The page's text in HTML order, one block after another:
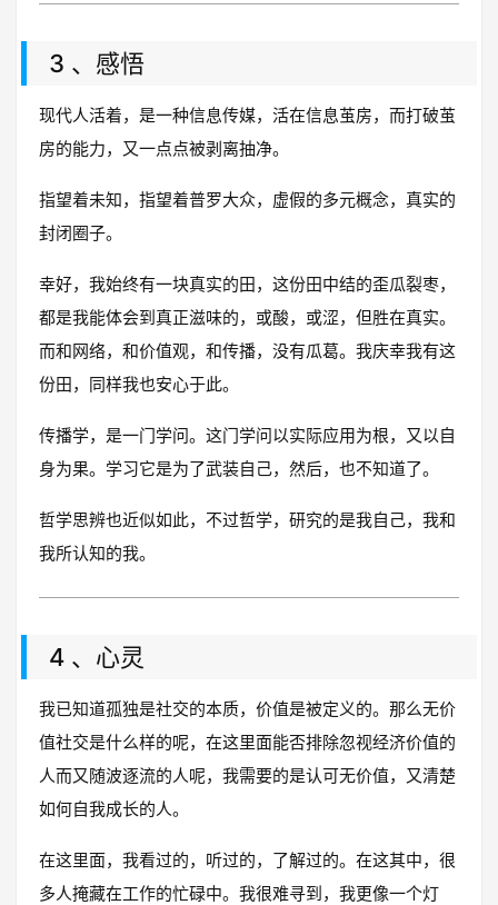
3 、感悟
现代人活着，是一种信息传媒，活在信息茧房，而打破茧
房的能力，又一点点被剥离抽净。
指望着未知，指望着普罗大众，虚假的多元概念，真实的
封闭圈子。
幸好，我始终有一块真实的田，这份田中结的歪瓜裂枣，
都是我能体会到真正滋味的，或酸，或涩，但胜在真实。
而和网络，和价值观，和传播，没有瓜葛。我庆幸我有这
份田，同样我也安心于此。
传播学，是一门学问。这门学问以实际应用为根，又以自
身为果。学习它是为了武装自己，然后，也不知道了。
哲学思辨也近似如此，不过哲学，研究的是我自己，我和
我所认知的我。
4 、心灵
我已知道孤独是社交的本质，价值是被定义的。那么无价
值社交是什么样的呢，在这里面能否排除忽视经济价值的
人而又随波逐流的人呢，我需要的是认可无价值，又清楚
如何自我成长的人。
在这里面，我看过的，听过的，了解过的。在这其中，很
多人掩藏在工作的忙碌中。我很难寻到，我更像一个灯